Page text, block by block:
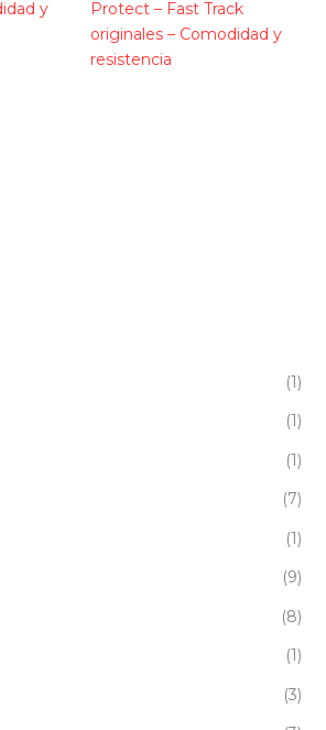
(1)
(1)
(1)
(7)
(1)
(9)
(8)
(1)
(3)
y
Protect – Fast Track
originales – Comodidad y
resistencia